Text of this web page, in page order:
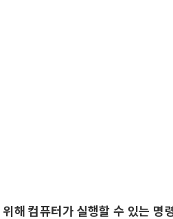
해 컴퓨터가 실행할 수 있는 명